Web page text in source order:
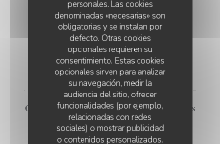
personales. Las cookies
denominadas «necesarias» son
obligatorias y se instalan por
defecto. Otras cookies
opcionales requieren su
consentimiento. Estas cookies
opcionales sirven para analizar
su navegación, medir la
audiencia del sitio, ofrecer
funcionalidades (por ejemplo,
relacionadas con redes
sociales) o mostrar publicidad
o contenidos personalizados.
Brochette d’ananas et glace rhum
raisin ou vanille
7,50 EUR
Chou crème légère à la vanille et ses
fruits rouges
8,50 EUR